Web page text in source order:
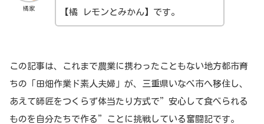
橘家
【橘 レモンとみかん】です。
この記事は、これまで農業に携わったこともない地方都市育
ちの「田畑作業ド素人夫婦」が、三重県いなべ市へ移住し、
あえて師匠をつくらず体当たり方式で”安心して食べられる
ものを自分たちで作る”ことに挑戦している奮闘記です。